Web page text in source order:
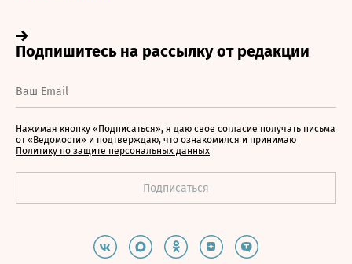
Нажимая кнопку «Подписаться», я даю свое согласие получать письма
от «Ведомости» и подтверждаю, что ознакомился и принимаю
Политику по защите персональных данных